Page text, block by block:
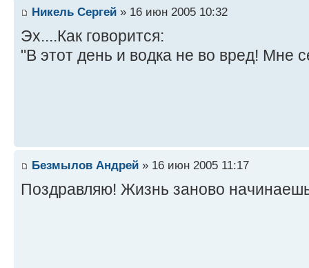
Никель Сергей » 16 июн 2005 10:32
Эх....Как говорится:
"В этот день и водка не во вред! Мне
Безмылов Андрей » 16 июн 2005 11:17
Поздравляю! Жизнь заново